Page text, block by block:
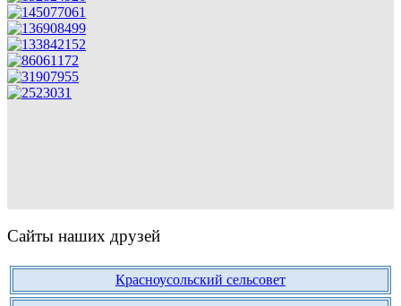
Сайты наших друзей
Красноусольский сельсовет